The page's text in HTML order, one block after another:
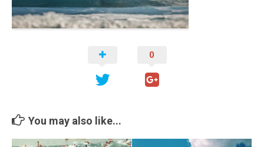
Cambio Climático
Contacto
0
You may also like...